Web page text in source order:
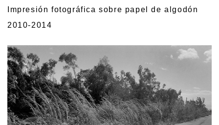
Impresión fotográfica sobre papel de algodón
2010-2014